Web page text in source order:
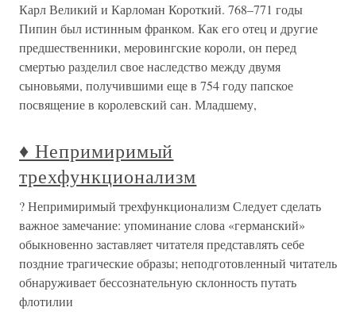
Карл Великий и Карломан Короткий. 768–771 годы
Пипин был истинным франком. Как его отец и другие
предшественники, меровингские короли, он перед
смертью разделил свое наследство между двумя
сыновьями, получившими еще в 754 году папское
посвящение в королевский сан. Младшему,
♦ Непримиримый
трехфункционализм
? Непримиримый трехфункционализм Следует сделать
важное замечание: упоминание слова «германский»
обыкновенно заставляет читателя представлять себе
поздние трагические образы; неподготовленный читатель
обнаруживает бессознательную склонность путать
флотилии